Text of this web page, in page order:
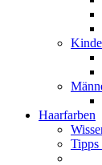
Haarfarben